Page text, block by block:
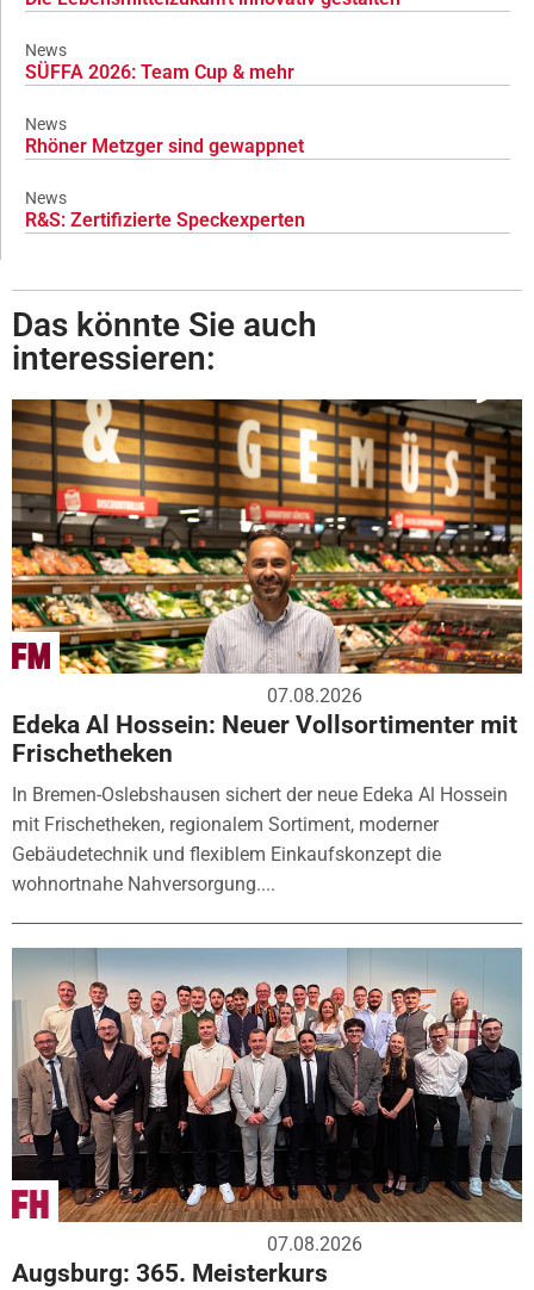
News
SÜFFA 2026: Team Cup & mehr
News
Rhöner Metzger sind gewappnet
News
R&S: Zertifizierte Speckexperten
Das könnte Sie auch
interessieren:
07.08.2026
Edeka Al Hossein: Neuer Vollsortimenter mit
Frischetheken
In Bremen-Oslebshausen sichert der neue Edeka Al Hossein
mit Frischetheken, regionalem Sortiment, moderner
Gebäudetechnik und flexiblem Einkaufskonzept die
wohnortnahe Nahversorgung....
07.08.2026
Augsburg: 365. Meisterkurs